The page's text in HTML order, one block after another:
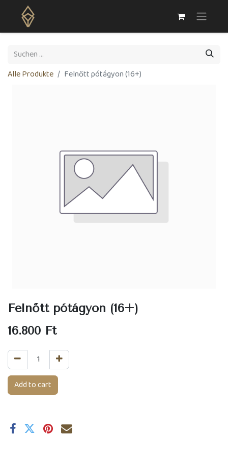
Alle Produkte Felnőtt pótágyon (16+)
Felnőtt pótágyon (16+)
16.800 Ft
Add to cart